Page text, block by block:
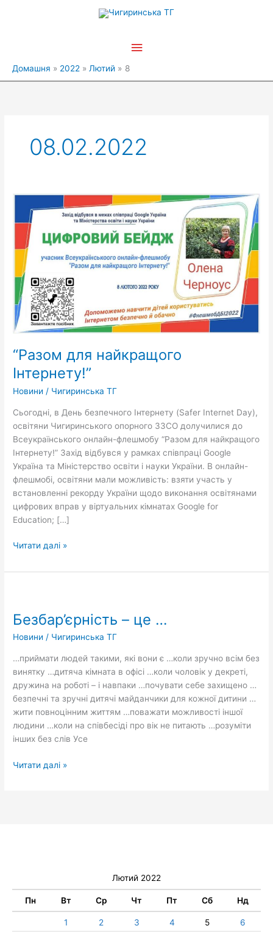
Головне
Домашня 2022 Лютий 8
08.02.2022
“Разом для найкращого
Інтернету!”
Новини / Чигиринська ТГ
Сьогодні, в День безпечного Інтернету (Safer Internet Day),
освітяни Чигиринського опорного ЗЗСО долучилися до
Всеукраїнського онлайн-флешмобу “Разом для найкращого
Інтернету!” Захід відбувся у рамках співпраці Google
Україна та Міністерство освіти і науки України. В онлайн-
флешмобі, освітяни мали можливість: взяти участь у
встановленні рекорду України щодо виконання освітянами
цифрових вправ у віртуальних кімнатах Google for
Education; […]
найкращого
Інтернету!”
Читати далі »
Безбар’єрність – це …
Новини / Чигиринська ТГ
…приймати людей такими, які вони є …коли зручно всім без
винятку …дитяча кімната в офісі …коли чоловік у декреті,
дружина на роботі – і навпаки …почувати себе захищено …
безпечні та зручні дитячі майданчики для кожної дитини …
жити повноцінним життям …поважати можливості іншої
людини …коли на співбесіді про вік не питають …розуміти
інших без слів Усе
це
Читати далі »
Лютий 2022
Пн Вт Ср Чт Пт Сб Нд
1 2 3 4 5
6